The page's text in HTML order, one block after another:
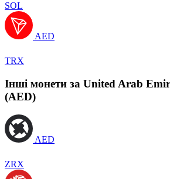
SOL
AED
TRX
Інші монети за United Arab
(AED)
AED
ZRX